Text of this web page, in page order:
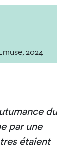
2024
du
par une
étaient